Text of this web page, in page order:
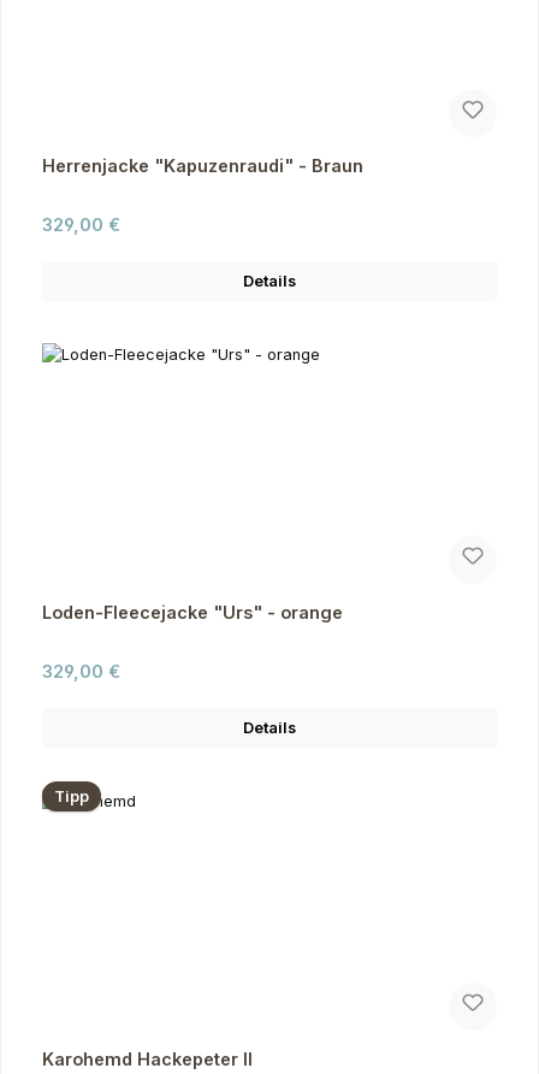
Herrenjacke "Kapuzenraudi" - Braun
Regulärer Preis:
329,00 €
Details
Loden-Fleecejacke "Urs" - orange
Regulärer Preis:
329,00 €
Details
Tipp
Karohemd Hackepeter II